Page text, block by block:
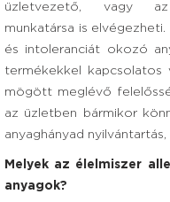
üzletvezető, vagy az
munkatársa is
és intoleranciát okozó
termékekkel kapcsolatos
mögött meglévő
az üzletben bármikor
anyaghányad
Melyek az élelmiszer
anyagok?